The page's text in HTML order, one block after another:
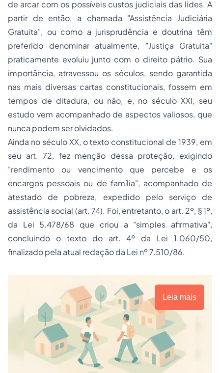
de arcar com os possíveis custos judiciais das lides. A
partir de então, a chamada "Assistência Judiciária
Gratuita", ou como a jurisprudência e doutrina têm
preferido denominar atualmente, "Justiça Gratuita"
praticamente evoluiu junto com o direito pátrio. Sua
importância, atravessou os séculos, sendo garantida
nas mais diversas cartas constitucionais, fossem em
tempos de ditadura, ou não, e, no século XXI, seu
estudo vem acompanhado de aspectos valiosos, que
nunca podem ser olvidados.
Ainda no século XX, o texto constitucional de 1939, em
seu art. 72, fez menção dessa proteção, exigindo
"rendimento ou vencimento que percebe e os
encargos pessoais ou de família", acompanhado de
atestado de pobreza, expedido pelo serviço de
assistência social (art. 74). Foi, entretanto, o art. 2º, § 1º,
da Lei 5.478/68 que criou a "simples afirmativa",
concluindo o texto do art. 4º da Lei 1.060/50,
finalizado pela atual redação da Lei nº 7.510/86.
Leia mais